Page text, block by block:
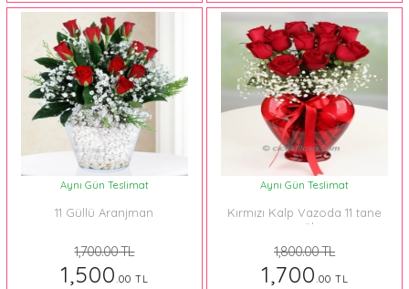
Aynı Gün Teslimat
11 Güllü Aranjman
1,700.00 TL
1,500.00 TL
Aynı Gün Teslimat
Kırmızı Kalp Vazoda 11 tane
gül
1,800.00 TL
1,700.00 TL